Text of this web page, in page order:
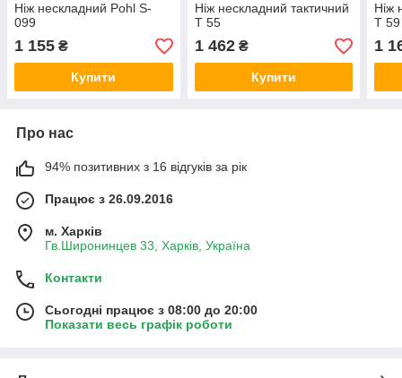
Ніж нескладний Pohl S-
099
1 155 ₴
Купити
Ніж нескладний тактичний
Т 55
1 462₴
Купити
Ніж
Т 59
1
Про нас
94% позитивних з 16 відгуків за рік
Працює з 26.09.2016
м. Харків
Гв.Широнинцев 33, Харків, Україна
Контакти
Сьогодні працює з 08:00 до 20:00
Показати весь графік роботи